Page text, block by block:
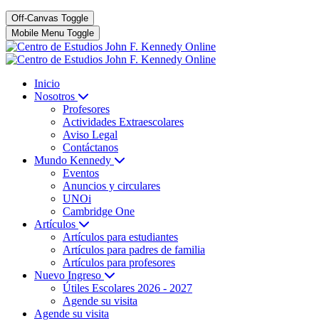
Off-Canvas Toggle
Mobile Menu Toggle
Inicio
Nosotros
Profesores
Actividades Extraescolares
Aviso Legal
Contáctanos
Mundo Kennedy
Eventos
Anuncios y circulares
UNOi
Cambridge One
Artículos
Artículos para estudiantes
Artículos para padres de familia
Artículos para profesores
Nuevo Ingreso
Útiles Escolares 2026 - 2027
Agende su visita
Agende su visita